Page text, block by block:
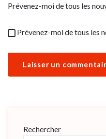
Prévenez-moi de tous les
Prévenez-moi de tous les
Rechercher